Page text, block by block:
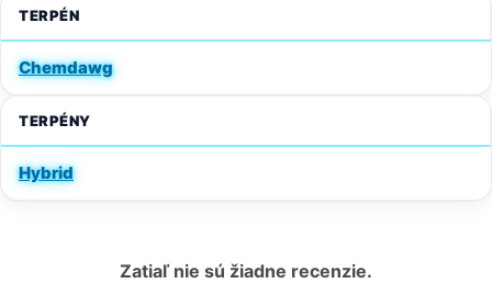
TERPÉN
Chemdawg
TERPÉNY
Hybrid
Zatiaľ nie sú žiadne recenzie.